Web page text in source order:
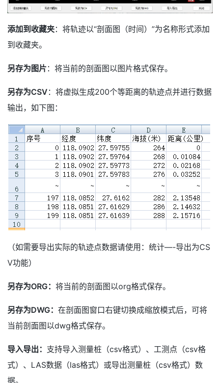
添加到收藏夹：将轨迹以“剖面图（时间）”为名称形式添加
到收藏夹。
另存为图片：将当前的剖面图以图片格式保存。
另存为CSV ：将虚拟生成200个等距离的轨迹点并进行数据
输出，如下图：
（如需要导出实际的轨迹点数据请使用：统计—-导出为CS
V功能）
另存为ORG： 将当前的剖面图以org格式保存。
另存为DWG： 在剖面图窗口右键切换成缩放模式后，可将
当前剖面图以dwg格式保存。
导入导出： 支持导入测量桩（csv格式）、工测点（csv格
式）、LAS数据（las格式）或导出测量桩（csv格式）数
据。